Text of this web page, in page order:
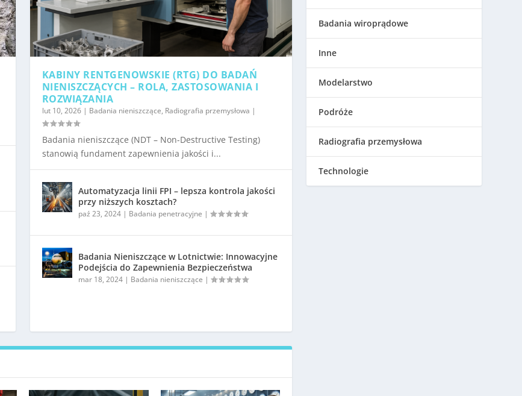
KABINY RENTGENOWSKIE (RTG) DO BADAŃ
NIENISZCZĄCYCH – ROLA, ZASTOSOWANIA I
ROZWIĄZANIA
lut 10, 2026| Badania nieniszczące, Radiografia przemysłowa |
Badania nieniszczące (NDT – Non-Destructive Testing)
stanowią fundament zapewnienia jakości i...
Automatyzacja linii FPI – lepsza kontrola jakości
przy niższych kosztach?
paź 23, 2024| Badania penetracyjne |
Badania Nieniszczące w Lotnictwie: Innowacyjne
Podejścia do Zapewnienia Bezpieczeństwa
mar 18, 2024| Badania nieniszczące |
Badania wiroprądowe
Inne
Modelarstwo
Podróże
Radiografia przemysłowa
Technologie